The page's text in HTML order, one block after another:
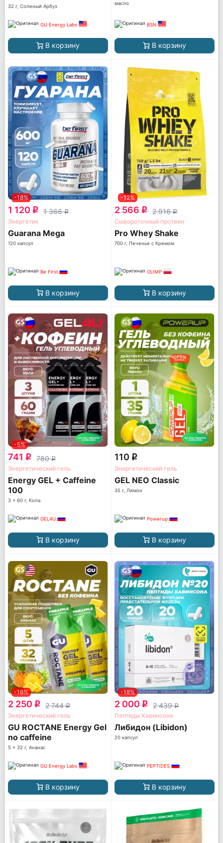
32 г, Соленый Арбуз
GU Energy Labs
В корзину
масло
BSN
В корзину
-18%
1 120 q 1 366q
Энергетик
Guarana Mega
120 капсул
Be First
В корзину
-12%
2 566 q 2 916q
Сывороточный протеин
Pro Whey Shake
700 г, Печенье с Кремом
OLIMP
В корзину
-5%
741 q 780q
Энергетический гель
Energy GEL + Caffeine
100
3 x 60 г, Кола
GEL4U
В корзину
110 q
Энергетический гель
GEL NEO Classic
35 г, Лимон
Powerup
В корзину
-18%
2 250 q 2 744q
Энергетический гель
GU ROCTANE Energy Gel
no caffeine
5 x 32 г, Ананас
GU Energy Labs
В корзину
-18%
2 000 q 2 439q
Пептиды Хавинсона
Либидон (Libidon)
20 капсул
PEPTIDES
В корзину